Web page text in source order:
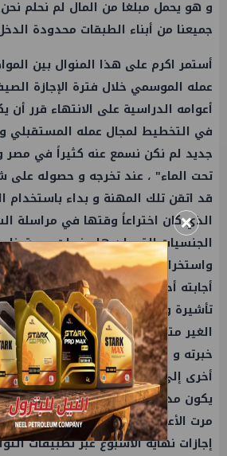
و هو يحمل مبلغا من المال لم نحلم نحن
جميعنا من أبناء الطبقات محدودة
أستمر اكرم على هذا المنوال بين
عمله الموسمي خلال فترة الإجازة
أعوامه الدراسية على الانتهاء قرر أن
في التخطيط لمجال عمله المستقبلي
جديد لم نكن نسمع عنه كثيراً في مصر
تحت الماء" ، عند تخرجه و حصوله
قد اتقن تلك المهنة و بداء باستخدام
الذي كان اختراعاً وقتها في مراسلة
الجنسيات التي لديها منصات بحرية
واستخراج مصادر الطاقة ،
أجابته أحدى تلك الشركات بالقبول و
تأشيرة و تذاكر السفر إلى دولة
الغير متوقع بأداء مهام عمله في
خبرته و مهارته في ذلك المجال و أخذ
أخرى إلى أن وصل لمستوى عال من
يكون مديرا تنفيذيا على مجموعة من
مرت الأعوام مسرعة كعادتها و أصبحنا
إجازات نهاية الأسبوع عبر تطبيقات
×